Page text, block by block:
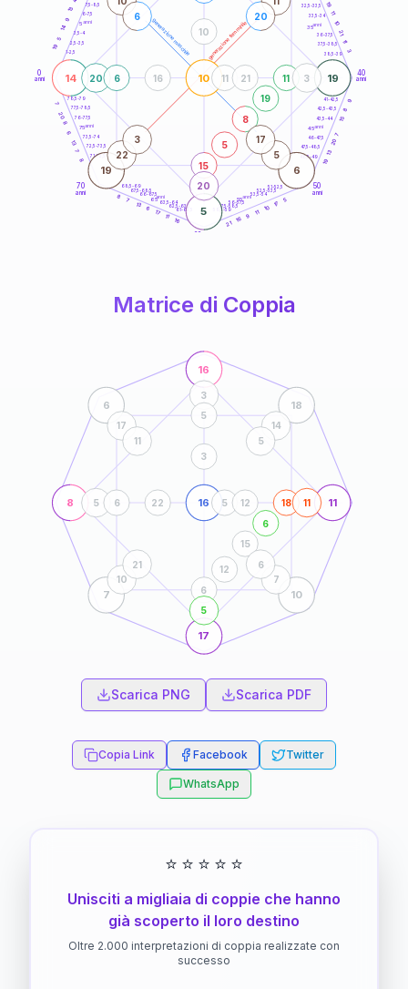
generazione maschile generazione femminile
0
anni
40
anni
50
anni
60
70
anni
1-2,5
2,5-3,5
3,5-4
6-7,5
7,5-8,5
32,5-33,5
33,5-34
36-37,5
37,5-38,5
38,5-39
41-42,5
42,5-43,5
43,5-44
46-47,5
47,5-48,5
48,5-49
51-52,5
52,5-53,5
53,5-54
56-57,5
57,5-58,5
58,5-59
61-62,5
62,5-63,5
63,5-64
66-67,5
67,5-68,5
68,5-69
71-72,5
72,5-73,5
73,5-74
76-77,5
77,5-78,5
78,5-79
19
5
14
9
13
19
11
10
21
11
3
9
8
15
7
20
13
19
5
17
10
11
9
16
21
16
11
17
6
13
7
8
8
7
13
6
8
20
7
14 19
5
10
19 6
15
5
8
19
11
20 3
20
6 11 21
16
10
6 20
22
3
5
17
5anni
35anni
45anni
55anni
65anni
75anni
Matrice di Coppia
8
16
11
17
16
6 18
7 10
6
12
15
6
18
5
3
11
5
6
5
5 12
22
3
17
11
14
5
10
21
7
6
Scarica PNG Scarica PDF
Copia Link Facebook Twitter
WhatsApp
⭐ ⭐ ⭐ ⭐ ⭐
Unisciti a migliaia di coppie che hanno
già scoperto il loro destino
Oltre 2.000 interpretazioni di coppia realizzate con
successo